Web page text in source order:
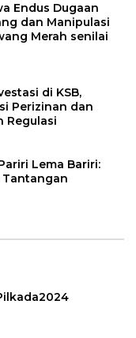
Endus Dugaan
dan Manipulasi
Merah senilai
di KSB,
Perizinan dan
Regulasi
Lema Bariri:
Tantangan